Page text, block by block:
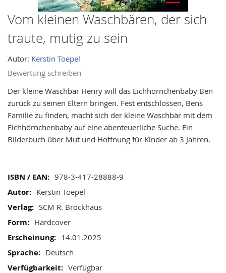
Vom kleinen Waschbären, der sich
traute, mutig zu sein
Autor: Kerstin Toepel
Bewertung schreiben
Der kleine Waschbär Henry will das Eichhörnchenbaby Ben
zurück zu seinen Eltern bringen. Fest entschlossen, Bens
Familie zu finden, macht sich der kleine Waschbär mit dem
Eichhörnchenbaby auf eine abenteuerliche Suche. Ein
Bilderbuch über Mut und Hoffnung für Kinder ab 3 Jahren.
Mehr
Informationen
978-3-417-28888-9
Kerstin Toepel
SCM R. Brockhaus
Hardcover
14.01.2025
Deutsch
Verfügbar
Skip
the
the
images
gallery